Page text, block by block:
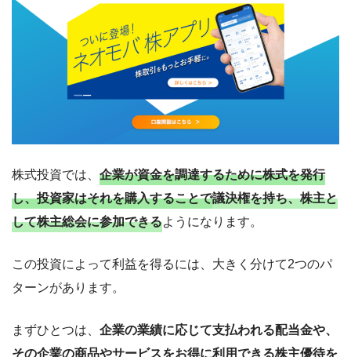
株式投資では、 企業が資金を調達するために株式を発行
し、投資家はそれを購入することで議決権を持ち、株主と
して株主総会に参加できるようになります。
この投資によって利益を得るには、大きく分けて2つのパ
ターンがあります。
まずひとつは、 企業の業績に応じて支払われる配当金や、
その企業の商品やサービスをお得に利用できる株主優待を